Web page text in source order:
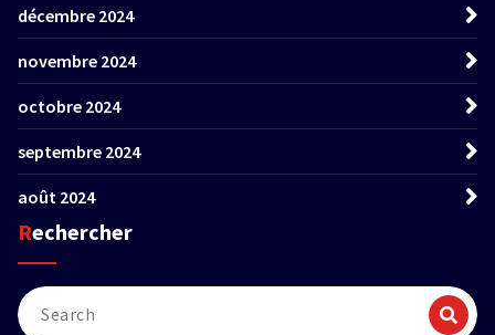
décembre 2024
novembre 2024
octobre 2024
septembre 2024
août 2024
Rechercher